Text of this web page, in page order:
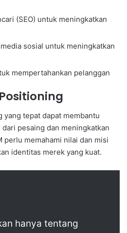
(SEO) untuk meningkatkan
sosial untuk meningkatkan
mempertahankan pelanggan
yang tepat dapat membantu
pesaing dan meningkatkan
perlu memahami nilai dan misi
identitas merek yang kuat.
hanya tentang